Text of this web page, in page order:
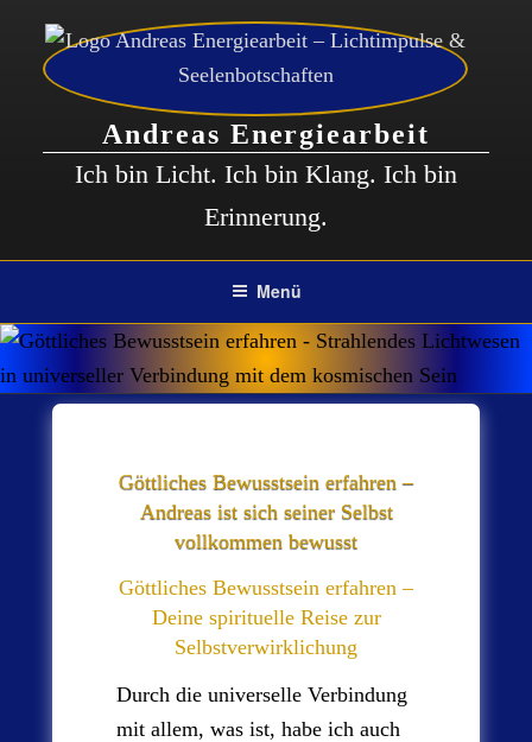
Inhalt
springen
Andreas Energiearbeit
Ich bin Licht. Ich bin Klang. Ich bin
Erinnerung.
Menü
Göttliches Bewusstsein erfahren –
Andreas ist sich seiner Selbst
vollkommen bewusst
Göttliches Bewusstsein erfahren –
Deine spirituelle Reise zur
Selbstverwirklichung
Durch die universelle Verbindung
mit allem, was ist, habe ich auch